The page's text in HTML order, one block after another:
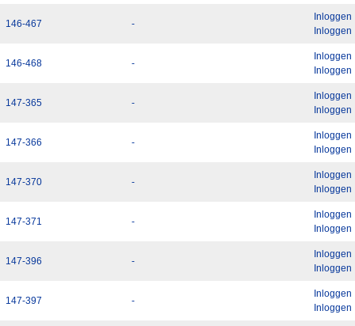
146-467 -
Inloggen
Inloggen
146-468 -
Inloggen
Inloggen
147-365 -
Inloggen
Inloggen
147-366 -
Inloggen
Inloggen
147-370 -
Inloggen
Inloggen
147-371 -
Inloggen
Inloggen
147-396 -
Inloggen
Inloggen
147-397 -
Inloggen
Inloggen